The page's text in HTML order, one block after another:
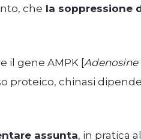
che la soppressione
il gene AMPK [
proteico, chinasi
assunta, in pratica